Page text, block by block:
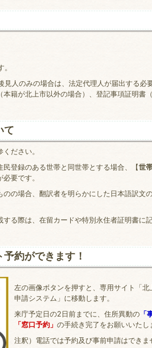
人のみの場合は、法定代理人が届出する必
籍が北上市以外の場合）、登記事項証明書
て
ださい。
登録のある世帯と同世帯とする場合、【世
要です。
の場合、翻訳者を明らかにした日本語訳文
する際は、在留カードや特別永住者証明書に
約ができます！
左の画像ボタンを押すと、専用サイト「北
申請システム」に移動します。
来庁予定日の2日前までに、住所異動の 「
「窓口予約」 の手続き完了をお願いいたし
注釈）電話では予約及び事前申請はできま